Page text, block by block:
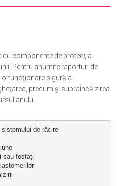
cu componente de protecţia
Pentru anumite raporturi de
o funcţionare sigură a
precum şi supraîncălzirea
anului.
de răcire
sau fosfați